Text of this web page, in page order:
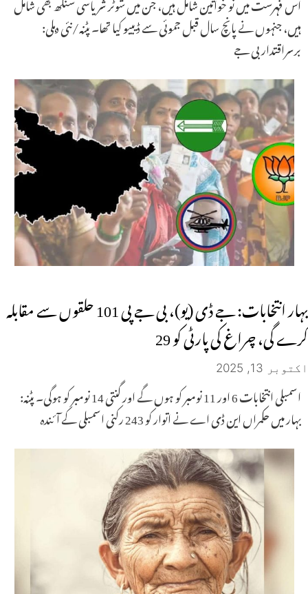
ہیں، جنہوں نے پانچ سال قبل جموئی سے ڈیبیو کیا تھا۔ پٹنہ/نئی دہلی:
برسراقتدار بی جے
بہار انتخابات: جے ڈی (یو)، بی جے پی 101 حلقوں سے مقابلہ
کرے گی، چراغ کی پارٹی کو 29
اکتوبر 13, 2025
اسمبلی انتخابات 6 اور 11 نومبر کو ہوں گے اور گنتی 14 نومبر کو ہوگی۔ پٹنہ:
بہار میں حکمراں این ڈی اے نے اتوار کو 243 رکنی اسمبلی کے آئندہ